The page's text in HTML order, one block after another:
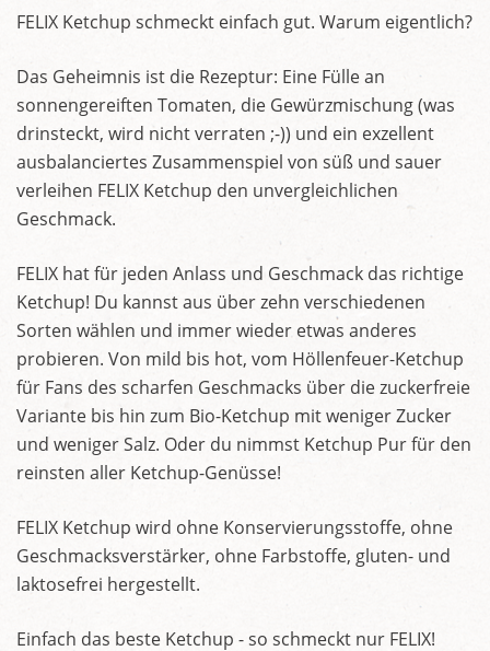
FELIX Ketchup schmeckt einfach gut. Warum eigentlich?
Das Geheimnis ist die Rezeptur: Eine Fülle an
sonnengereiften Tomaten, die Gewürzmischung (was
drinsteckt, wird nicht verraten ;-)) und ein exzellent
ausbalanciertes Zusammenspiel von süß und sauer
verleihen FELIX Ketchup den unvergleichlichen
Geschmack.
FELIX hat für jeden Anlass und Geschmack das richtige
Ketchup! Du kannst aus über zehn verschiedenen
Sorten wählen und immer wieder etwas anderes
probieren. Von mild bis hot, vom Höllenfeuer-Ketchup
für Fans des scharfen Geschmacks über die zuckerfreie
Variante bis hin zum Bio-Ketchup mit weniger Zucker
und weniger Salz. Oder du nimmst Ketchup Pur für den
reinsten aller Ketchup-Genüsse!
FELIX Ketchup wird ohne Konservierungsstoffe, ohne
Geschmacksverstärker, ohne Farbstoffe, gluten- und
laktosefrei hergestellt.
Einfach das beste Ketchup - so schmeckt nur FELIX!